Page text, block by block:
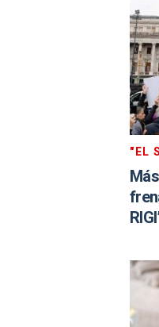
"EL